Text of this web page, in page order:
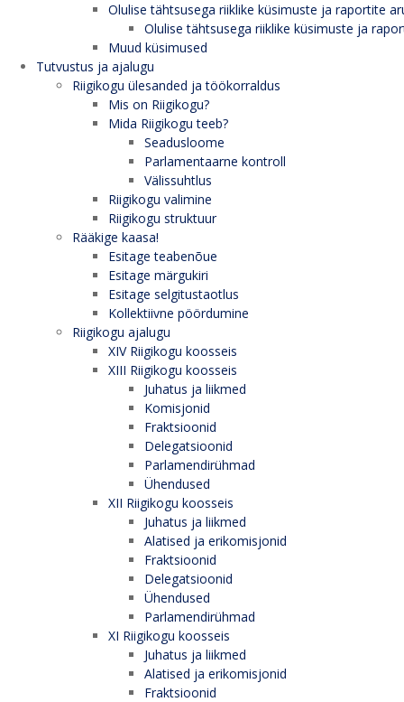
Olulise tähtsusega riiklike küsimuste ja raportite
Olulise tähtsusega riiklike küsimuste ja
Muud küsimused
Tutvustus ja ajalugu
Riigikogu ülesanded ja töökorraldus
Mis on Riigikogu?
Mida Riigikogu teeb?
Seadusloome
Parlamentaarne kontroll
Välissuhtlus
Riigikogu valimine
Riigikogu struktuur
Rääkige kaasa!
Esitage teabenõue
Esitage märgukiri
Esitage selgitustaotlus
Kollektiivne pöördumine
Riigikogu ajalugu
XIV Riigikogu koosseis
XIII Riigikogu koosseis
Juhatus ja liikmed
Komisjonid
Fraktsioonid
Delegatsioonid
Parlamendirühmad
Ühendused
XII Riigikogu koosseis
Juhatus ja liikmed
Alatised ja erikomisjonid
Fraktsioonid
Delegatsioonid
Ühendused
Parlamendirühmad
XI Riigikogu koosseis
Juhatus ja liikmed
Alatised ja erikomisjonid
Fraktsioonid